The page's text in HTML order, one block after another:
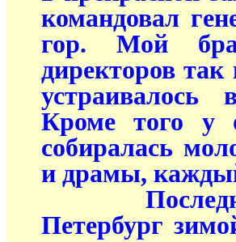
командовал
гор. Мой
директоров
устраивалось
Кроме того у
собиралась
и драмы,
Последние
Петербург